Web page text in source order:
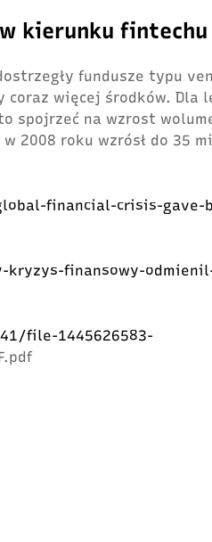
kierunku fintechu
fundusze typu
więcej środków. Dla
spojrzeć na wzrost
2008 roku wzrósł do 35
financial-crisis-gave-
finansowy-
file-1445626583-